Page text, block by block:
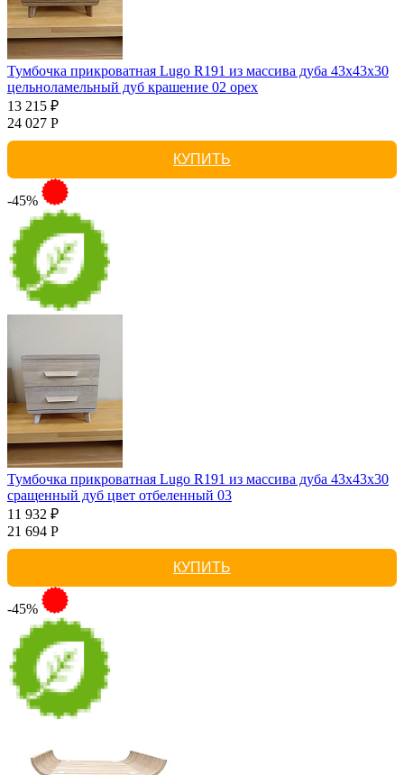
Тумбочка прикроватная Lugo R191 из массива дуба 43х43х30
цельноламельный дуб крашение 02 орех
13 215 ₽
24 027 Р
КУПИТЬ
-45%
Тумбочка прикроватная Lugo R191 из массива дуба 43х43х30
сращенный дуб цвет отбеленный 03
11 932 ₽
21 694 Р
КУПИТЬ
-45%